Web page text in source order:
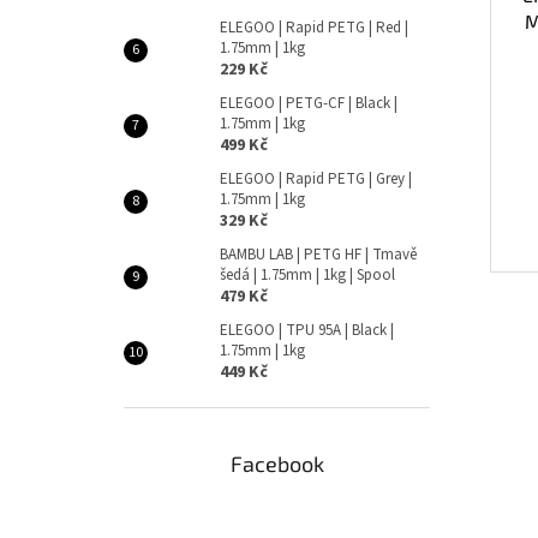
ELEGOO | Rapid PETG | Red |
1.75mm | 1kg
229 Kč
ELEGOO | PETG-CF | Black |
1.75mm | 1kg
499 Kč
ELEGOO | Rapid PETG | Grey |
1.75mm | 1kg
329 Kč
BAMBU LAB | PETG HF | Tmavě
šedá | 1.75mm | 1kg | Spool
479 Kč
ELEGOO | TPU 95A | Black |
1.75mm | 1kg
449 Kč
Facebook